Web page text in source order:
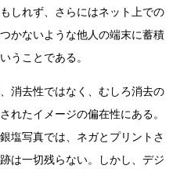
しれず、さらにはネット上での
かないような他人の端末に蓄積
うことである。
消去性ではなく、むしろ消去の
れたイメージの偏在性にある。
塩写真では、ネガとプリントさ
は一切残らない。しかし、デジ